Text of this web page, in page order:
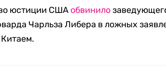
юстиции США обвинило
Чарльза Либера в ложных